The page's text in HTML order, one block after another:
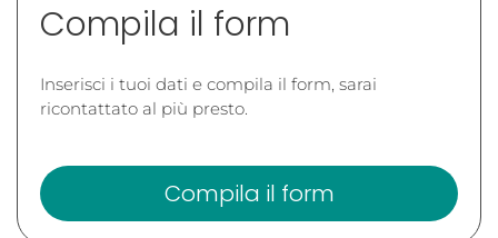
Compila il form
Inserisci i tuoi dati e compila il form, sarai
ricontattato al più presto.
Compila il form